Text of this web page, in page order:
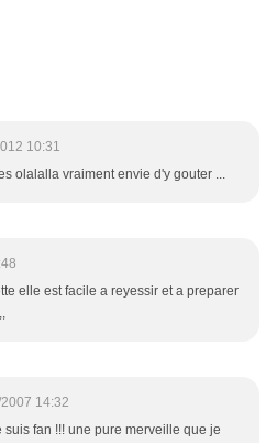
10:31
olalalla vraiment envie d'y gouter ...
elle est facile a reyessir et a preparer
14:32
suis fan !!! une pure merveille que je